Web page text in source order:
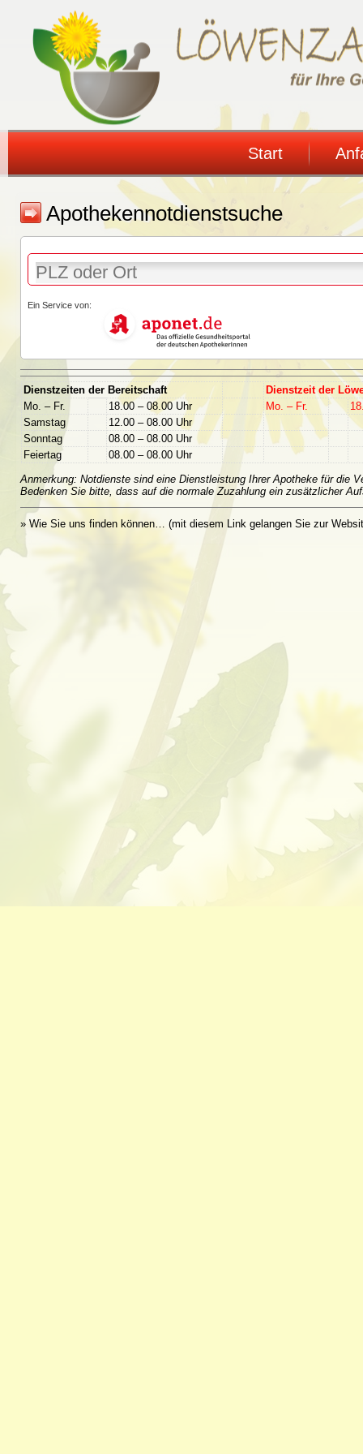
Start
Apothekennotdienstsuche
Ein Service von:
Dienstzeiten der Bereitschaft
Dienstzeit der
Mo. – Fr.
18.00 – 08.00 Uhr Mo. – Fr.
Samstag
12.00 – 08.00 Uhr
Sonntag
08.00 – 08.00 Uhr
Feiertag
08.00 – 08.00 Uhr
Anmerkung: Notdienste sind eine Dienstleistung Ihrer Apotheke für die
Bedenken Sie bitte, dass auf die normale Zuzahlung ein zusätzlicher
» Wie Sie uns finden können… (mit diesem Link gelangen Sie zur